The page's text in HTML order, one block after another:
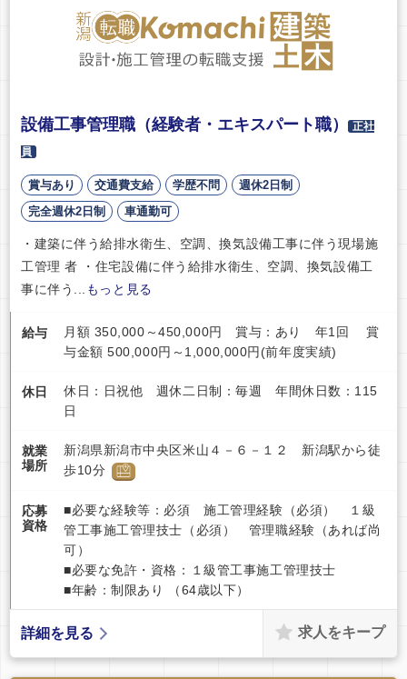
設備工事管理職（経験者・エキスパート職）
正社
員
賞与あり 交通費支給 学歴不問
週休2日制
完全週休2日制
車通勤可
・建築に伴う給排水衛生、空調、換気設備工事に伴う現場施
工管理 者 ・住宅設備に伴う給排水衛生、空調、換気設備工
事に伴う... もっと見る
給与
月額 350,000～450,000円 賞与：あり 年1回 賞
与金額 500,000円～1,000,000円(前年度実績)
休日
休日：日祝他 週休二日制：毎週 年間休日数：115
日
就業
場所
新潟県新潟市中央区米山４－６－１２ 新潟駅から徒
歩10分
応募
資格
■必要な経験等：必須 施工管理経験（必須） １級
管工事施工管理技士（必須） 管理職経験（あれば尚
可）
■必要な免許・資格：１級管工事施工管理技士
■年齢：制限あり （64歳以下）
詳細を見る 求人をキープ